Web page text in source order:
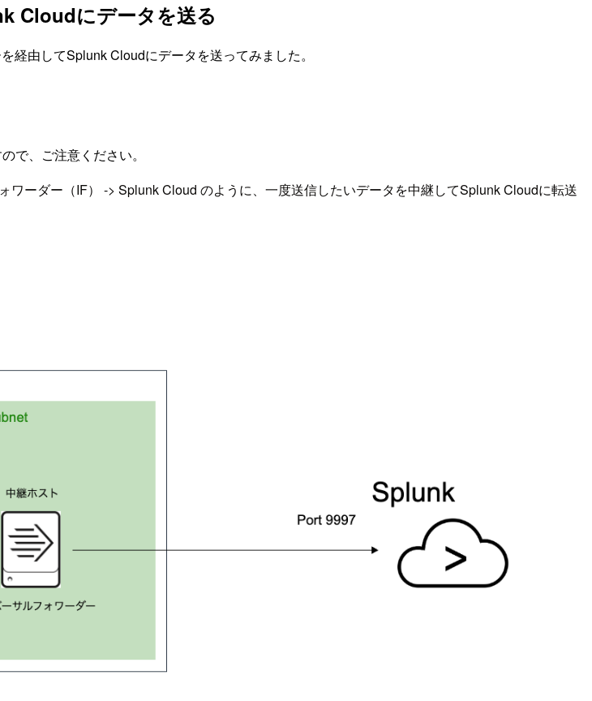
Cloudにデータを送る
由してSplunk Cloudにデータを送ってみました。
で、ご注意ください。
ーダー（IF） -> Splunk Cloud のように、一度送信したいデータを中継してSplunk Cloudに転送